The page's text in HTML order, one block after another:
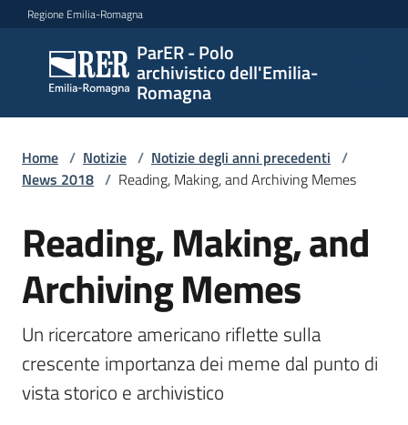
Vai al contenuto
Vai alla navigazione
Vai al footer
Regione Emilia-Romagna
ParER - Polo
archivistico dell'Emilia-
Romagna
ParER -
Polo
archivistico
Romagna
Polo
archivistico
Archivio
Conservazione
Home / Notizie / Notizie degli anni precedenti /
News 2018 / Reading, Making, and Archiving Memes
Salta al contenuto
Reading, Making, and
Archiving Memes
Un ricercatore americano riflette sulla
crescente importanza dei meme dal punto di
vista storico e archivistico